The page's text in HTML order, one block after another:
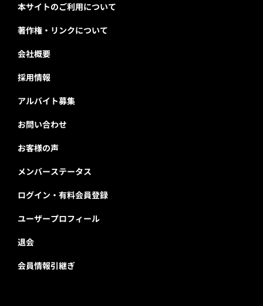
本サイトのご利用について
著作権・リンクについて
会社概要
採用情報
アルバイト募集
お問い合わせ
お客様の声
メンバーステータス
ログイン・有料会員登録
ユーザープロフィール
退会
会員情報引継ぎ